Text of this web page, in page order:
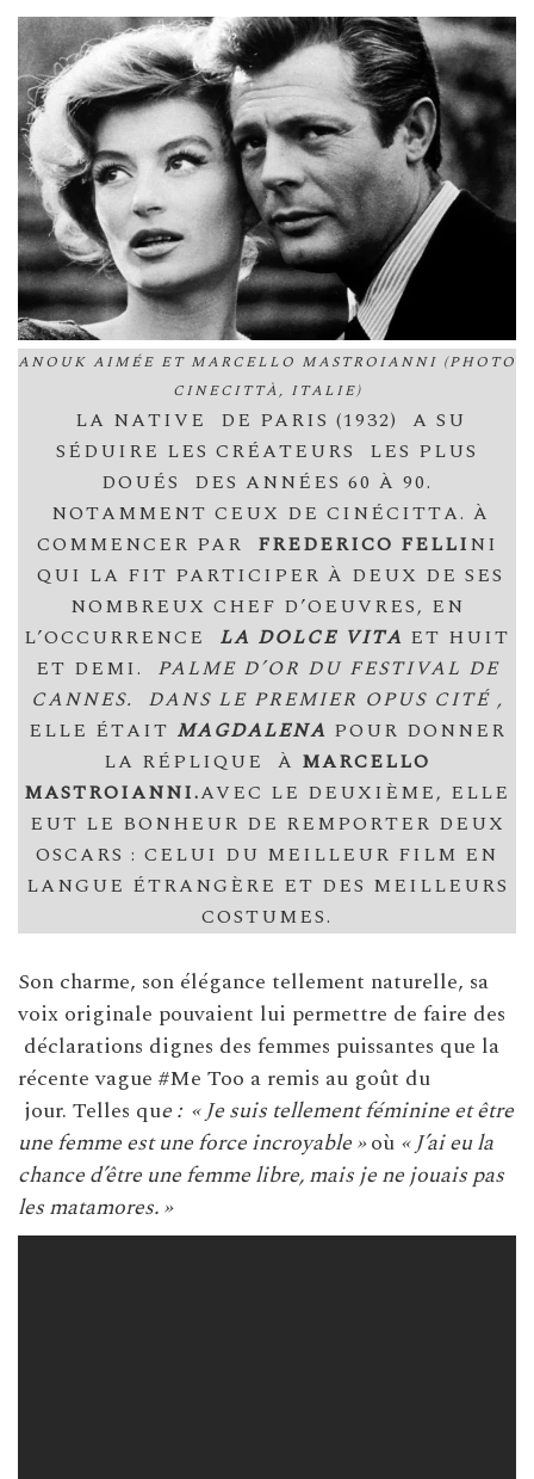
ANOUK AIMÉE ET MARCELLO MASTROIANNI (PHOTO
CINECITTÀ, ITALIE)
LA NATIVE DE PARIS (1932) A SU
SÉDUIRE LES CRÉATEURS LES PLUS
DOUÉS DES ANNÉES 60 À 90.
NOTAMMENT CEUX DE CINÉCITTA. À
COMMENCER PAR FREDERICO FELLINI
QUI LA FIT PARTICIPER À DEUX DE SES
NOMBREUX CHEF D’OEUVRES, EN
L’OCCURRENCE LA DOLCE VITA ET HUIT
ET DEMI.
PALME D’OR DU FESTIVAL DE
CANNES. DANS LE PREMIER OPUS CITÉ ,
ELLE ÉTAIT MAGDALENA POUR DONNER
LA RÉPLIQUE À MARCELLO
MASTROIANNI.AVEC LE DEUXIÈME, ELLE
EUT LE BONHEUR DE REMPORTER DEUX
OSCARS : CELUI DU MEILLEUR FILM EN
LANGUE ÉTRANGÈRE ET DES MEILLEURS
COSTUMES.
Son charme, son élégance tellement naturelle, sa
voix originale pouvaient lui permettre de faire des
déclarations dignes des femmes puissantes que la
récente vague #Me Too a remis au goût du
jour. Telles que : « Je suis tellement féminine et être
une femme est une force incroyable »où « J’ai eu la
chance d’être une femme libre, mais je ne jouais pas
les matamores. »